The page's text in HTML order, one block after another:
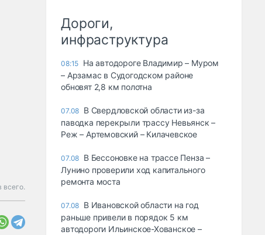
всего.
Дороги,
инфраструктура
08:15 На автодороге Владимир – Муром
– Арзамас в Судогодском районе
обновят 2,8 км полотна
07.08 В Свердловской области из-за
паводка перекрыли трассу Невьянск –
Реж – Артемовский – Килачевское
07.08 В Бессоновке на трассе Пенза –
Лунино проверили ход капитального
ремонта моста
07.08 В Ивановской области на год
раньше привели в порядок 5 км
автодороги Ильинское-Хованское –